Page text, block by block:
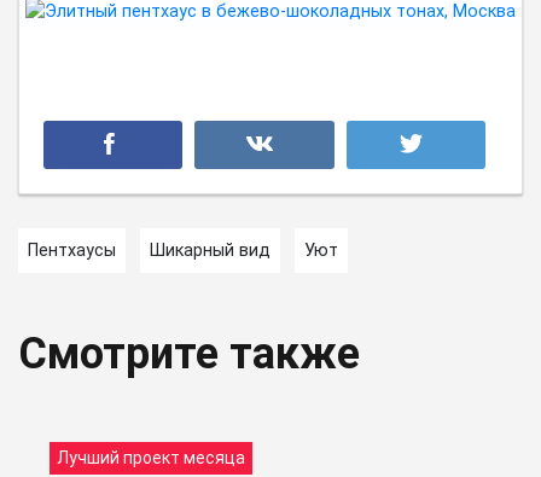
Пентхаусы Шикарный вид Уют
Смотрите также
Лучший проект месяца